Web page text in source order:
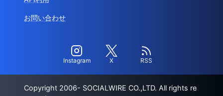
お問い合わせ
Instagram X RSS
Copyright 2006- SOCIALWIRE CO.,LTD. All rights re